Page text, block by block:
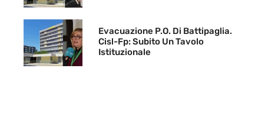
Evacuazione P.O. Di Battipaglia.
Cisl-Fp: Subito Un Tavolo
Istituzionale